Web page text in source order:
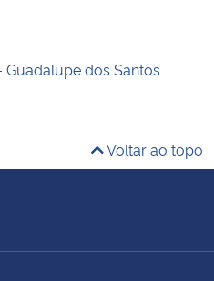
dos Santos
Voltar ao topo